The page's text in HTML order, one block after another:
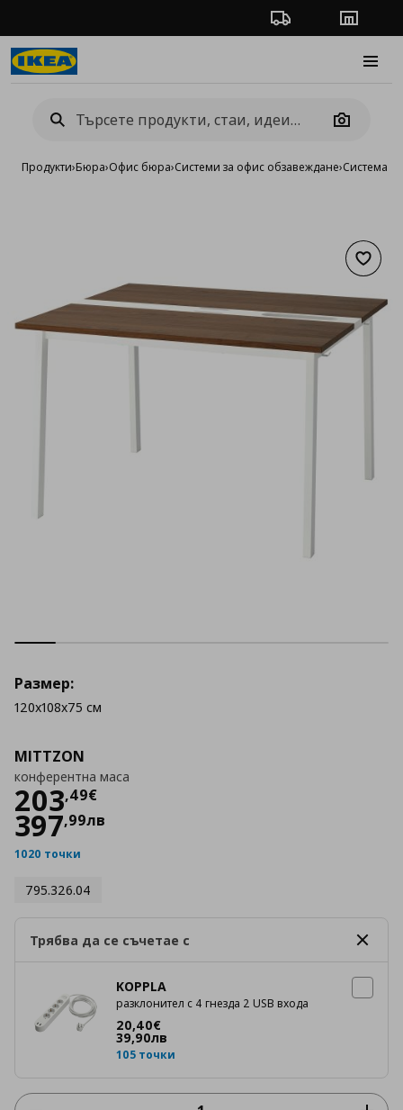
Проследяване на
Camera
Продукти›Бюра›Офис бюра›Системи за офис обзавеждане›Система
MITTZON
конферентна маса
203,49€
Цена203,49 €
397,99лв
1020 точки
795.326.04
Размер:
120x108x75 см
Трябва да се съчетае с
KOPPLA
разклонител с 4 гнезда 2 USB входа
20,40€
Цена20,40 €
39,90лв
105 точки